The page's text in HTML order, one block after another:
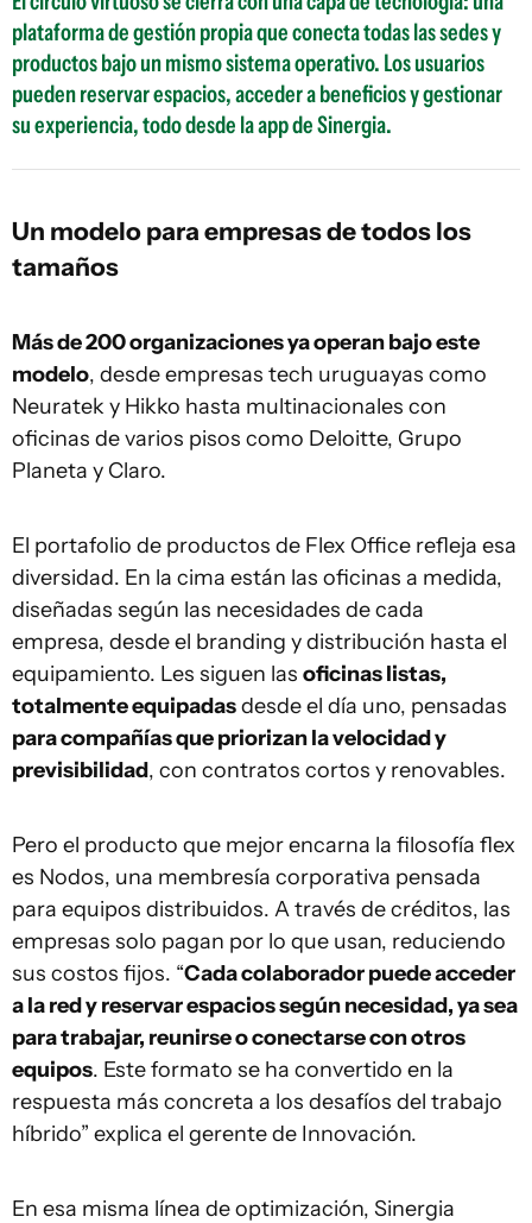
plataforma de gestión propia que conecta todas las sedes y
productos bajo un mismo sistema operativo. Los usuarios
pueden reservar espacios, acceder a beneficios y gestionar
su experiencia, todo desde la app de Sinergia.
Un modelo para empresas de todos los
tamaños
Más de 200 organizaciones ya operan bajo este
modelo, desde empresas tech uruguayas como
Neuratek y Hikko hasta multinacionales con
oficinas de varios pisos como Deloitte, Grupo
Planeta y Claro.
El portafolio de productos de Flex Office refleja esa
diversidad. En la cima están las oficinas a medida,
diseñadas según las necesidades de cada
empresa, desde el branding y distribución hasta el
equipamiento. Les siguen las oficinas listas,
totalmente equipadasdesde el día uno, pensadas
para compañías que priorizan la velocidad y
previsibilidad, con contratos cortos y renovables.
Pero el producto que mejor encarna la filosofía flex
es Nodos, una membresía corporativa pensada
para equipos distribuidos. A través de créditos, las
empresas solo pagan por lo que usan, reduciendo
sus costos fijos. “Cada colaborador puede acceder
a la red y reservar espacios según necesidad, ya sea
para trabajar, reunirse o conectarse con otros
equipos. Este formato se ha convertido en la
respuesta más concreta a los desafíos del trabajo
híbrido” explica el gerente de Innovación.
En esa misma línea de optimización, Sinergia